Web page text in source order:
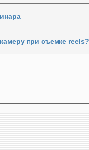
при съемке reels?